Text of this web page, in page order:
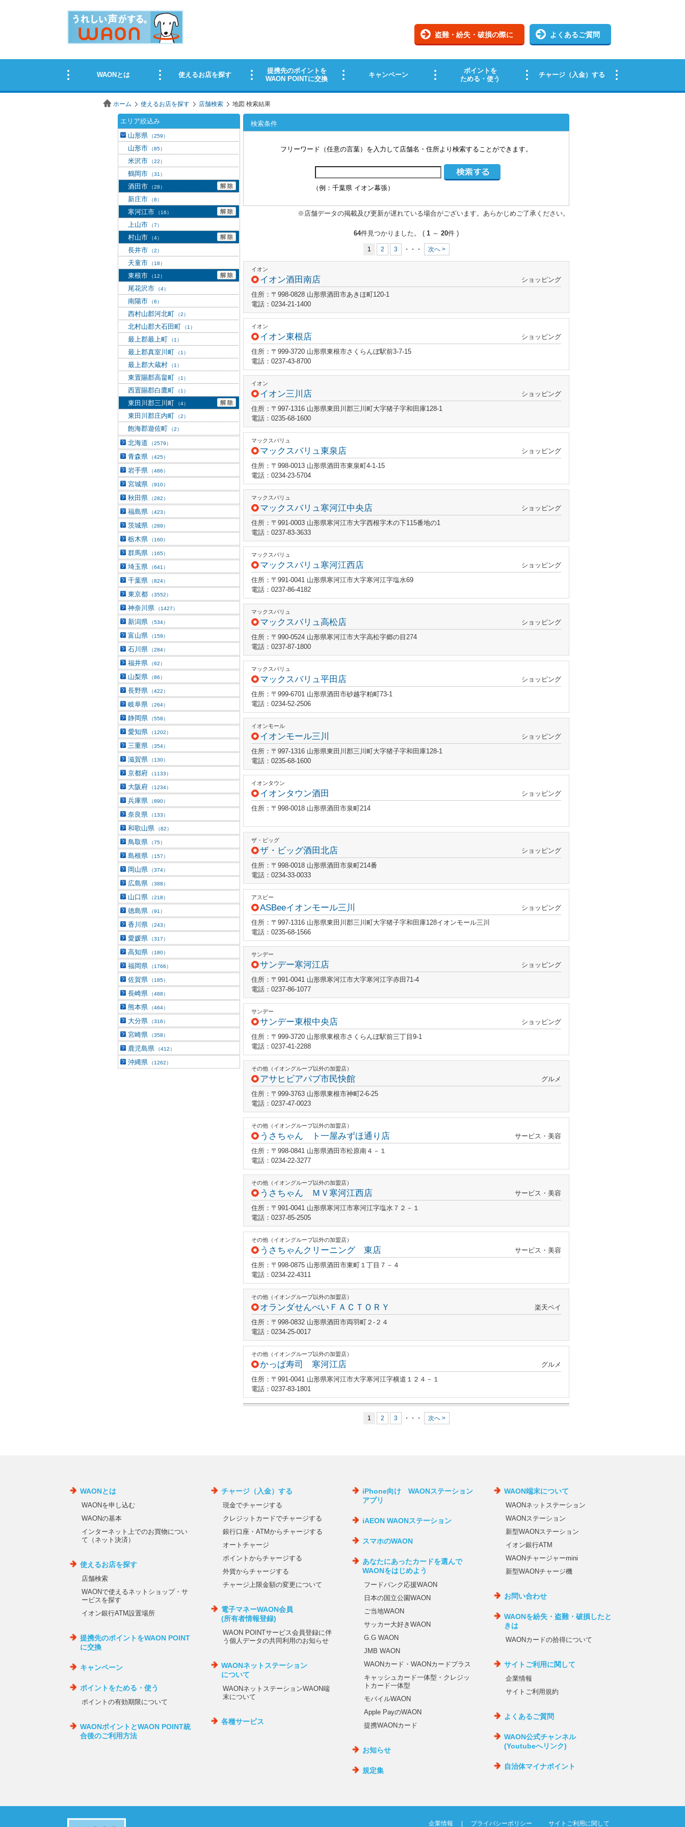
ホーム 使えるお店を探す 店舗検索 地図 検索結果
検索条件
フリーワード（任意の言葉）を入力して店舗名・住所より検索することができます。
（例：千葉県 イオン幕張）
※店舗データの掲載及び更新が遅れている場合がございます。あらかじめご了承ください。
64件見つかりました。 ( 1 ～ 20件 )
1 2 3 ・・・ 次へ >
イオン
イオン酒田南店
ショッピング
住所：〒998-0828 山形県酒田市あきほ町120-1
電話：0234-21-1400
イオン
イオン東根店
ショッピング
住所：〒999-3720 山形県東根市さくらんぼ駅前3-7-15
電話：0237-43-8700
イオン
イオン三川店
ショッピング
住所：〒997-1316 山形県東田川郡三川町大字猪子字和田庫128-1
電話：0235-68-1600
マックスバリュ
マックスバリュ東泉店
ショッピング
住所：〒998-0013 山形県酒田市東泉町4-1-15
電話：0234-23-5704
マックスバリュ
マックスバリュ寒河江中央店
ショッピング
住所：〒991-0003 山形県寒河江市大字西根字木の下115番地の1
電話：0237-83-3633
マックスバリュ
マックスバリュ寒河江西店
ショッピング
住所：〒991-0041 山形県寒河江市大字寒河江字塩水69
電話：0237-86-4182
マックスバリュ
マックスバリュ高松店
ショッピング
住所：〒990-0524 山形県寒河江市大字高松字郷の目274
電話：0237-87-1800
マックスバリュ
マックスバリュ平田店
ショッピング
住所：〒999-6701 山形県酒田市砂越字粕町73-1
電話：0234-52-2506
イオンモール
イオンモール三川
ショッピング
住所：〒997-1316 山形県東田川郡三川町大字猪子字和田庫128-1
電話：0235-68-1600
イオンタウン
イオンタウン酒田
ショッピング
住所：〒998-0018 山形県酒田市泉町214
ザ・ビッグ
ザ・ビッグ酒田北店
ショッピング
住所：〒998-0018 山形県酒田市泉町214番
電話：0234-33-0033
アスビー
ASBeeイオンモール三川
ショッピング
住所：〒997-1316 山形県東田川郡三川町大字猪子字和田庫128イオンモール三川
電話：0235-68-1566
サンデー
サンデー寒河江店
ショッピング
住所：〒991-0041 山形県寒河江市大字寒河江字赤田71-4
電話：0237-86-1077
サンデー
サンデー東根中央店
ショッピング
住所：〒999-3720 山形県東根市さくらんぼ駅前三丁目9-1
電話：0237-41-2288
その他（イオングループ以外の加盟店）
アサヒビアパブ市民快館
グルメ
住所：〒999-3763 山形県東根市神町2-6-25
電話：0237-47-0023
その他（イオングループ以外の加盟店）
うさちゃん ト一屋みずほ通り店
サービス・美容
住所：〒998-0841 山形県酒田市松原南４－１
電話：0234-22-3277
その他（イオングループ以外の加盟店）
うさちゃん ＭＶ寒河江西店
サービス・美容
住所：〒991-0041 山形県寒河江市寒河江字塩水７２－１
電話：0237-85-2505
その他（イオングループ以外の加盟店）
うさちゃんクリーニング 東店
サービス・美容
住所：〒998-0875 山形県酒田市東町１丁目７－４
電話：0234-22-4311
その他（イオングループ以外の加盟店）
オランダせんべいＦＡＣＴＯＲＹ
楽天ペイ
住所：〒998-0832 山形県酒田市両羽町２‐２４
電話：0234-25-0017
その他（イオングループ以外の加盟店）
かっぱ寿司 寒河江店
グルメ
住所：〒991-0041 山形県寒河江市大字寒河江字横道１２４－１
電話：0237-83-1801
1 2 3 ・・・ 次へ >
エリア絞込み
山形県
（259）
山形市 （85）
米沢市 （22）
鶴岡市 （31）
酒田市 （28）
新庄市 （8）
寒河江市 （16）
上山市 （7）
村山市 （4）
長井市 （2）
天童市 （18）
東根市 （12）
尾花沢市 （4）
南陽市 （6）
西村山郡河北町 （2）
北村山郡大石田町 （1）
最上郡最上町 （1）
最上郡真室川町 （1）
最上郡大蔵村 （1）
東置賜郡高畠町 （1）
西置賜郡白鷹町 （1）
東田川郡三川町 （4）
東田川郡庄内町 （2）
飽海郡遊佐町 （2）
北海道 （2579）
青森県 （425）
岩手県 （486）
宮城県 （910）
秋田県 （282）
福島県 （423）
茨城県 （289）
栃木県 （160）
群馬県 （165）
埼玉県 （641）
千葉県 （824）
東京都 （3552）
神奈川県 （1427）
新潟県 （534）
富山県 （159）
石川県 （284）
福井県 （62）
山梨県 （86）
長野県 （422）
岐阜県 （264）
静岡県 （558）
愛知県 （1202）
三重県 （354）
滋賀県 （130）
京都府 （1133）
大阪府 （1234）
兵庫県 （890）
奈良県 （133）
和歌山県 （82）
鳥取県 （75）
島根県 （157）
岡山県 （374）
広島県 （388）
山口県 （218）
徳島県 （91）
香川県 （243）
愛媛県 （317）
高知県 （180）
福岡県 （1766）
佐賀県 （185）
長崎県 （488）
熊本県 （464）
大分県 （316）
宮崎県 （358）
鹿児島県 （412）
沖縄県 （1262）